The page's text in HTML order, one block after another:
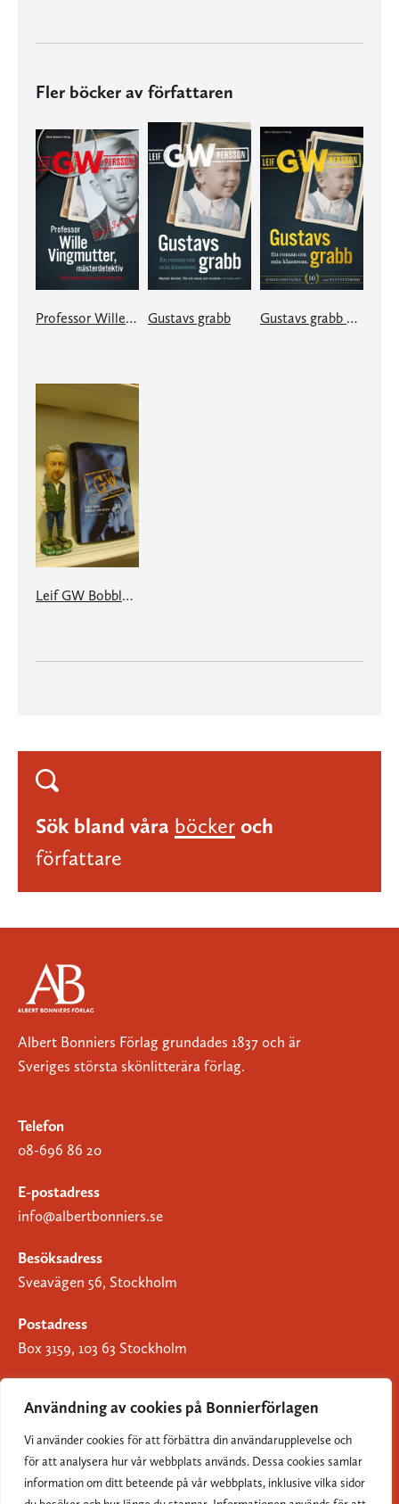
Användning av cookies på Bonnierförlagen
Vi använder cookies för att förbättra din användarupplevelse och
för att analysera hur vår webbplats används. Dessa cookies samlar
information om ditt beteende på vår webbplats, inklusive vilka sidor
Fler böcker av författaren
Professor Wille Vingmutter, mästerdetektiv Gustavs grabb Gustavs grabb – jubileumsutgåvan
Leif GW Bobblehead-docka
Sök bland våra böcker och
författare
Albert Bonniers Förlag grundades 1837 och är
Sveriges största skönlitterära förlag.
Telefon
08-696 86 20
E-postadress
info@albertbonniers.se
Besöksadress
Sveavägen 56, Stockholm
Postadress
Box 3159, 103 63 Stockholm
Om Bonnierförlagen
Cookies